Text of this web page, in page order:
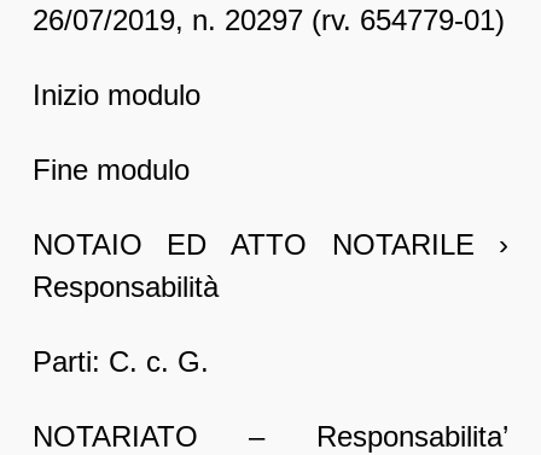
26/07/2019, n. 20297 (rv. 654779-01)
Inizio modulo
Fine modulo
NOTAIO ED ATTO NOTARILE ›
Responsabilità
Parti: C. c. G.
NOTARIATO – Responsabilita’